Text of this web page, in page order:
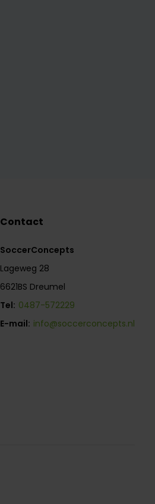
Contact
SoccerConcepts
Lageweg 28
6621BS Dreumel
Tel: 0487-572229
E-mail: info@soccerconcepts.nl